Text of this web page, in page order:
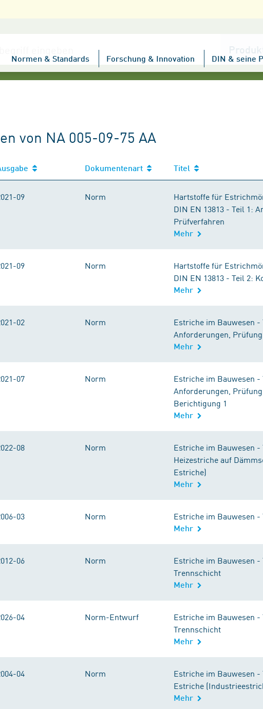
Normen & Standards Forschung & Innovation DIN & seine
von NA 005-09-75 AA
09 Norm
Hartstoffe für
DIN EN 13813 - Teil 1:
Prüfverfahren
Mehr
09 Norm
Hartstoffe für
DIN EN 13813 - Teil 2:
Mehr
02 Norm
Estriche im Bauwesen
Anforderungen,
Mehr
07 Norm
Estriche im Bauwesen
Anforderungen,
Berichtigung 1
Mehr
08 Norm
Estriche im Bauwesen
Heizestriche auf
Estriche)
Mehr
03 Norm Estriche im Bauwesen
Mehr
06 Norm
Estriche im Bauwesen
Trennschicht
Mehr
04 Norm-Entwurf
Estriche im Bauwesen
Trennschicht
Mehr
04 Norm
Estriche im Bauwesen
Estriche
Mehr